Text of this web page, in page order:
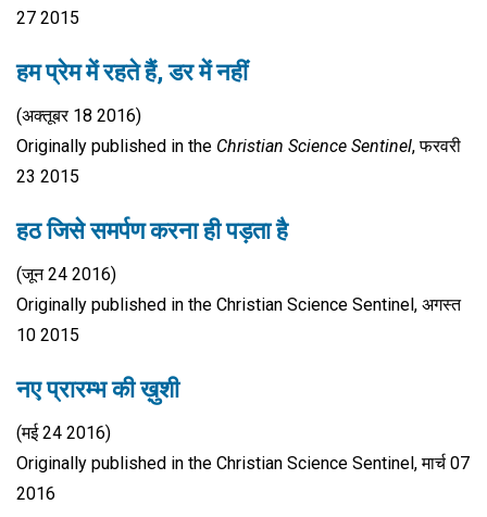
27 2015
हम प्रेम में रहते हैं, डर में नहीं
(अक्तूबर 18 2016)
Originally published in the Christian Science Sentinel, फरवरी
23 2015
हठ जिसे समर्पण करना ही पड़ता है
(जून 24 2016)
Originally published in the Christian Science Sentinel, अगस्त
10 2015
नए प्रारम्भ की ख़ुशी
(मई 24 2016)
Originally published in the Christian Science Sentinel, मार्च 07
2016